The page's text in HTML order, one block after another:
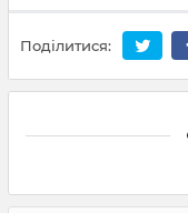
Поділитися: